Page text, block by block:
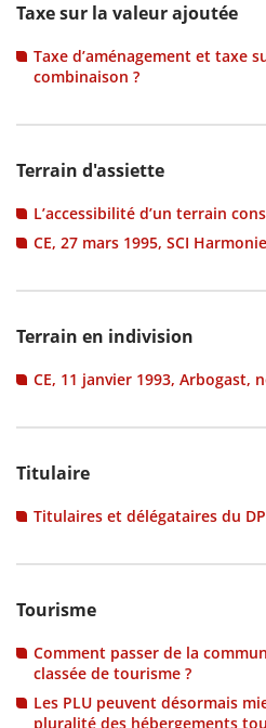
Taxe sur la valeur ajoutée
Taxe d’aménagement et taxe
combinaison ?
Terrain d'assiette
L’accessibilité d’un terrain
CE, 27 mars 1995, SCI
Terrain en indivision
CE, 11 janvier 1993, Arbogast,
Titulaire
Titulaires et délégataires du
Tourisme
Comment passer de la
classée de tourisme ?
Les PLU peuvent désormais
pluralité des hébergements